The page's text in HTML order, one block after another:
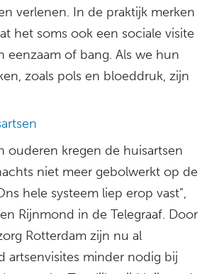
verlenen. In de praktijk merken
het soms ook een sociale visite
eenzaam of bang. Als we hun
zoals pols en bloeddruk, zijn
ouderen kregen de huisartsen
niet meer gebolwerkt op de
hele systeem liep erop vast”,
Rijnmond in de Telegraaf. Door
Rotterdam zijn nu al
artsenvisites minder nodig bij